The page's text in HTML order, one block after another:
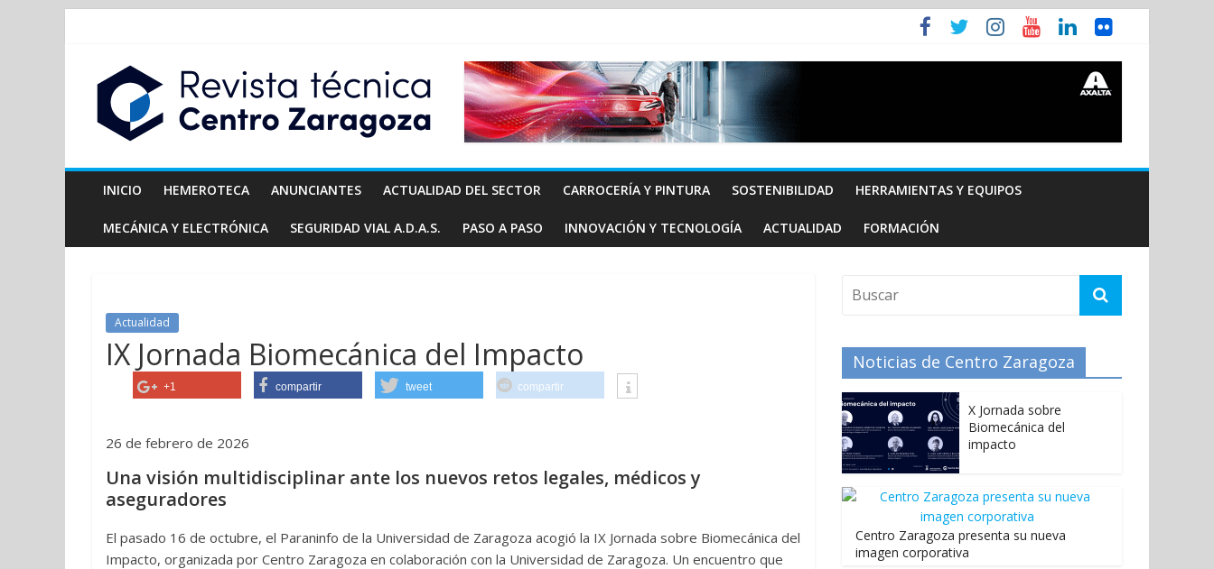
INICIO HEMEROTECA ANUNCIANTES ACTUALIDAD DEL SECTOR CARROCERÍA Y PINTURA SOSTENIBILIDAD HERRAMIENTAS Y EQUIPOS
MECÁNICA Y ELECTRÓNICA SEGURIDAD VIAL A.D.A.S. PASO A PASO INNOVACIÓN Y TECNOLOGÍA ACTUALIDAD FORMACIÓN
Actualidad
IX Jornada Biomecánica del Impacto
+1 compartir tweet compartir
26 de febrero de 2026
Una visión multidisciplinar ante los nuevos retos legales, médicos y
aseguradores
El pasado 16 de octubre, el Paraninfo de la Universidad de Zaragoza acogió la IX Jornada sobre Biomecánica del
Impacto, organizada por Centro Zaragoza en colaboración con la Universidad de Zaragoza. Un encuentro que
Noticias de Centro Zaragoza
X Jornada sobre
Biomecánica del
impacto
Centro Zaragoza presenta su nueva
imagen corporativa